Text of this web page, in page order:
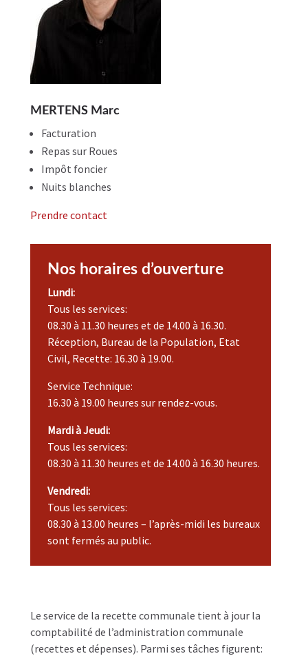
MERTENS Marc
Facturation
Repas sur Roues
Impôt foncier
Nuits blanches​
Prendre contact
Nos horaires d’ouverture
Lundi:
Tous les services:
08.30 à 11.30 heures et de 14.00 à 16.30.
Réception, Bureau de la Population, Etat
Civil, Recette: 16.30 à 19.00.
Service Technique:
16.30 à 19.00 heures sur rendez-vous.
Mardi à Jeudi:
Tous les services:
08.30 à 11.30 heures et de 14.00 à 16.30 heures.
Vendredi:
Tous les services:
08.30 à 13.00 heures – l’après-midi les bureaux
sont fermés au public.
Le service de la recette communale tient à jour la
comptabilité de l’administration communale
(recettes et dépenses). Parmi ses tâches figurent: